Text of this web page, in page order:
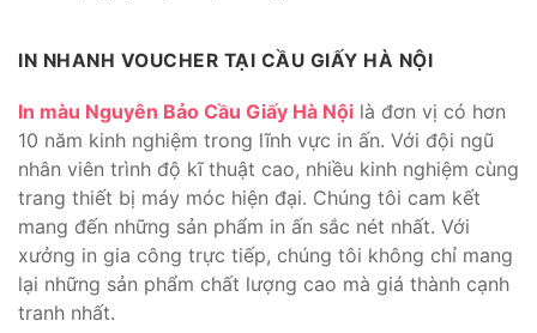
IN NHANH VOUCHER TẠI CẦU GIẤY HÀ NỘI
In màu Nguyên Bảo Cầu Giấy Hà Nội là đơn vị có hơn
10 năm kinh nghiệm trong lĩnh vực in ấn. Với đội ngũ
nhân viên trình độ kĩ thuật cao, nhiều kinh nghiệm cùng
trang thiết bị máy móc hiện đại. Chúng tôi cam kết
mang đến những sản phẩm in ấn sắc nét nhất. Với
xưởng in gia công trực tiếp, chúng tôi không chỉ mang
lại những sản phẩm chất lượng cao mà giá thành cạnh
tranh nhất.